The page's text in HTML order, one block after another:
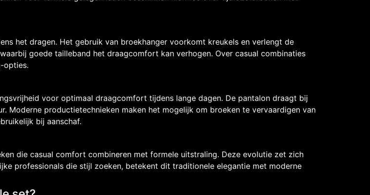
het dragen. Het gebruik van broekhanger voorkomt kreukels en verlengt de
goede tailleband het draagcomfort kan verhogen. Over casual combinaties
opties.
voor optimaal draagcomfort tijdens lange dagen. De pantalon draagt bij
Moderne productietechnieken maken het mogelijk om broeken te vervaardigen van
bij aanschaf.
die casual comfort combineren met formele uitstraling. Deze evolutie zet zich
professionals die stijl zoeken, betekent dit traditionele elegantie met moderne